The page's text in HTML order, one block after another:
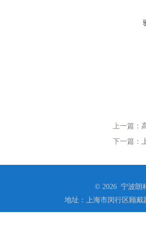
上一篇：
下一篇：
© 2026 宁波朗
地址：上海市闵行区顾